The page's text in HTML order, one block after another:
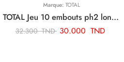
Marque: TOTAL
TOTAL Jeu 10 embouts ph2 long TACIM16PH263
32.300TND 30.000 TND